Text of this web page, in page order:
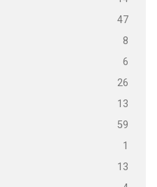
47
8
6
26
13
59
1
13